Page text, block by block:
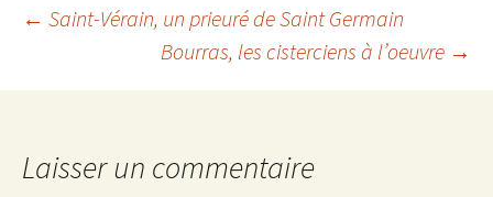
o
k
r
Navigation
des
articles
← Saint-Vérain, un prieuré de Saint Germain
Bourras, les cisterciens à l’oeuvre →
Laisser un commentaire